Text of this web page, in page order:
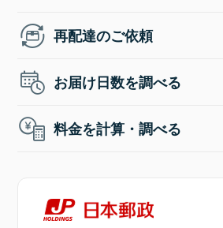
再配達のご依頼
お届け日数を調べる
料金を計算・調べる